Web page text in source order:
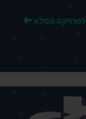
לפרויקט המלא